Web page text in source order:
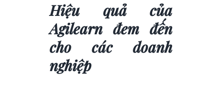
Hiệu quả của
Agilearn đem đến
cho các doanh
nghiệp